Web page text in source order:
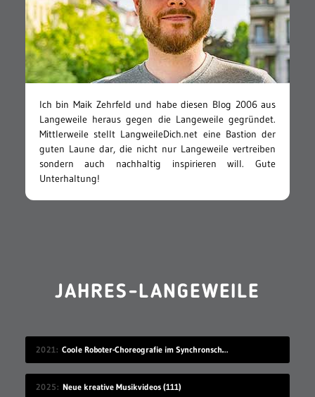
Ich bin Maik Zehrfeld und habe diesen Blog 2006 aus
Langeweile heraus gegen die Langeweile gegründet.
Mittlerweile stellt LangweileDich.net eine Bastion der
guten Laune dar, die nicht nur Langeweile vertreiben
sondern auch nachhaltig inspirieren will. Gute
Unterhaltung!
JAHRES-LANGEWEILE
2021 Coole Roboter-Choreografie im Synchronschwimmen
2025 Neue kreative Musikvideos (111)